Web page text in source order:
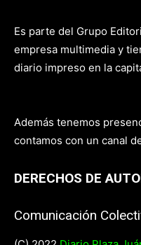
Es parte del Grupo
empresa multimedia y
diario impreso en la
Además tenemos
contamos con un canal
DERECHOS DE
Comunicación